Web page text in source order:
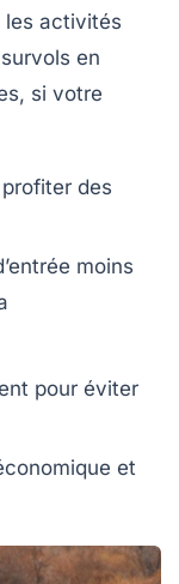
les activités
en
si votre
des
moins
pour éviter
et